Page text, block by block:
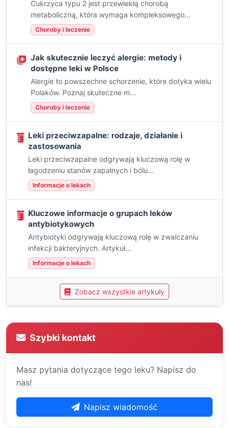
Cukrzyca typu 2 jest przewlekłą chorobą
metaboliczną, która wymaga kompleksowego...
Choroby i leczenie
Jak skutecznie leczyć alergie: metody i
dostępne leki w Polsce
Alergie to powszechne schorzenie, które dotyka wielu
Polaków. Poznaj skuteczne m...
Choroby i leczenie
Leki przeciwzapalne: rodzaje, działanie i
zastosowania
Leki przeciwzapalne odgrywają kluczową rolę w
łagodzeniu stanów zapalnych i bólu...
Informacje o lekach
Kluczowe informacje o grupach leków
antybiotykowych
Antybiotyki odgrywają kluczową rolę w zwalczaniu
infekcji bakteryjnych. Artykuł...
Informacje o lekach
Zobacz wszystkie artykuły
Szybki kontakt
Masz pytania dotyczące tego leku? Napisz do
nas!
Napisz wiadomość